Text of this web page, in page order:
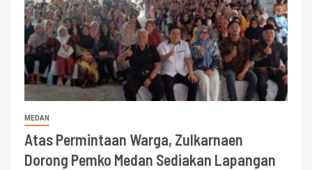
MEDAN
Atas Permintaan Warga, Zulkarnaen
Dorong Pemko Medan Sediakan Lapangan